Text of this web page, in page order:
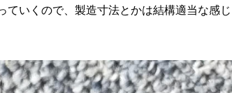
いくので、製造寸法とかは結構適当な感じ